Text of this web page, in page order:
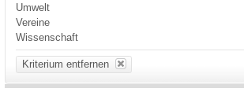
Umwelt
Vereine
Wissenschaft
Kriterium entfernen